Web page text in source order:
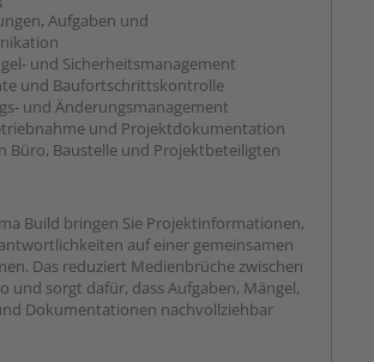
Aufgaben und
und Sicherheitsmanagement
und Baufortschrittskontrolle
und Änderungsmanagement
und Projektdokumentation
Büro, Baustelle und Projektbeteiligten
Build bringen Sie Projektinformationen,
auf einer gemeinsamen
Das reduziert Medienbrüche zwischen
und sorgt dafür, dass Aufgaben, Mängel,
Dokumentationen nachvollziehbar